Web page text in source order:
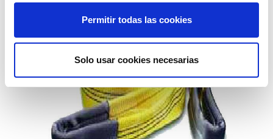
Permitir todas las cookies
Solo usar cookies necesarias